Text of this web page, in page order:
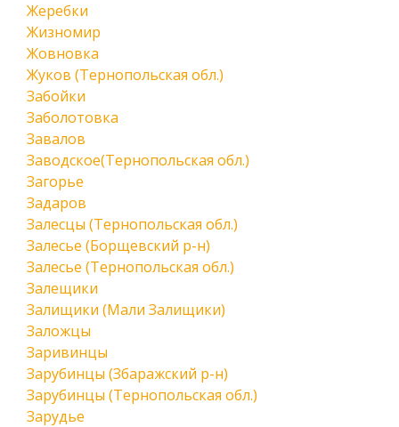
Жеребки
Жизномир
Жовновка
Жуков (Тернопольская обл.)
Забойки
Заболотовка
Завалов
Заводское(Тернопольская обл.)
Загорье
Задаров
Залесцы (Тернопольская обл.)
Залесье (Борщевский р-н)
Залесье (Тернопольская обл.)
Залещики
Залищики (Мали Залищики)
Заложцы
Заривинцы
Зарубинцы (Збаражский р-н)
Зарубинцы (Тернопольская обл.)
Зарудье